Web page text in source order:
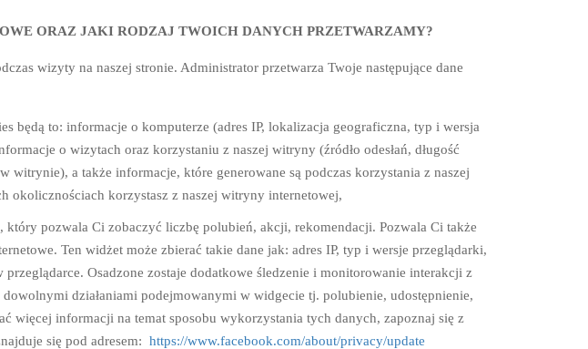
ORAZ JAKI RODZAJ TWOICH DANYCH PRZETWARZAMY?
wizyty na naszej stronie. Administrator przetwarza Twoje następujące dane
będą to: informacje o komputerze (adres IP, lokalizacja geograficzna, typ i wersja
o wizytach oraz korzystaniu z naszej witryny (źródło odesłań, długość
a także informacje, które generowane są podczas korzystania z naszej
okolicznościach korzystasz z naszej witryny internetowej,
pozwala Ci zobaczyć liczbę polubień, akcji, rekomendacji. Pozwala Ci także
Ten widżet może zbierać takie dane jak: adres IP, typ i wersje przeglądarki,
Osadzone zostaje dodatkowe śledzenie i monitorowanie interakcji z
działaniami podejmowanymi w widgecie tj. polubienie, udostępnienie,
więcej informacji na temat sposobu wykorzystania tych danych, zapoznaj się z
się pod adresem: https://www.facebook.com/about/privacy/update